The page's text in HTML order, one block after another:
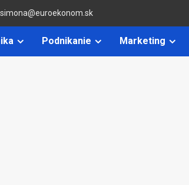
simona@euroekonom.sk
Podnikanie Marketing